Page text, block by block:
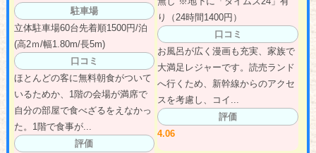
駐車場
立体駐車場60台先着順1500円/泊
(高2ｍ/幅1.80m/長5m)
口コミ
ほとんどの客に無料朝食がついて
いるためか、1階の会場が満席で
自分の部屋で食べざるをえなかっ
た。1階で食事が...
評価
り（24時間1400円）
口コミ
お風呂が広く漫画も充実、家族で
大満足レジャーです。読売ランド
へ行くため、新幹線からのアクセ
スを考慮し、コイ...
評価
4.06